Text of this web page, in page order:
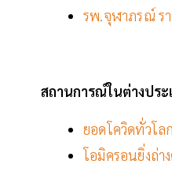
รพ.จุฬาภรณ์ ร
สถานการณ์ในต่างปร
ยอดโควิดทั่วโล
โอมิครอนยิ่งถ่า